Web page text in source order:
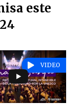
este
VIDEO